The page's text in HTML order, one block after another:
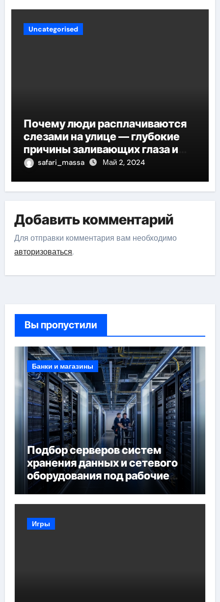
Uncategorised
Почему люди расплачиваются
слезами на улице — глубокие
причины заливающих глаза и
эффективные советы по
safari_massa Май 2, 2024
Добавить комментарий
Для отправки комментария вам необходимо
авторизоваться.
Вы пропустили
Банки и магазины
Подбор серверов систем
хранения данных и сетевого
оборудования под рабочие
задачи
Игры